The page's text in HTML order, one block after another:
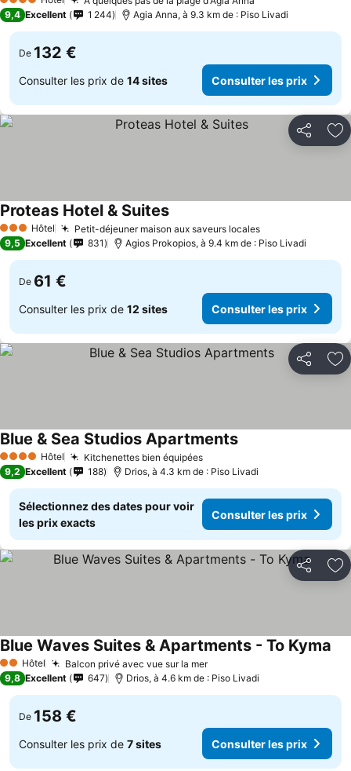
4 Étoiles
9,4 Excellent 1 244 Agia Anna, à 9.3 km de : Piso Livadi
De 132 €
Consulter les prix de 14 sites Consulter les prix
Partager
3 ÉtoilesHôtel Petit-déjeuner maison aux saveurs locales
Proteas Hotel & Suites
9,5 Excellent 831 Agios Prokopios, à 9.4 km de : Piso Livadi
De 61 €
Consulter les prix de 12 sites Consulter les prix
Partager
4 Étoiles Hôtel Kitchenettes bien équipées
Blue & Sea Studios Apartments
9,2 Excellent 188 Drios, à 4.3 km de : Piso Livadi
Sélectionnez des dates pour voir
les prix exacts
Consulter les prix
Partager
2 Étoiles
Hôtel Balcon privé avec vue sur la mer
Blue Waves Suites & Apartments - To Kyma
9,8 Excellent 647 Drios, à 4.6 km de : Piso Livadi
De 158 €
Consulter les prix de 7 sites Consulter les prix